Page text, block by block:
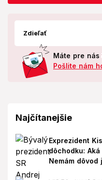
Zdieľať
Máte pre nás
Pošlite nám
Najčítanejšie
Exprezident
dôchodku:
Nemám dôvod